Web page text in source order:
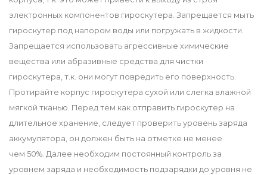
электронных компонентов гироскутера. Запрещается мыть
гироскутер под напором воды или погружать в жидкости.
Запрещается использовать агрессивные химические
вещества или абразивные средства для чистки
гироскутера, т.к. они могут повредить его поверхность.
Протирайте корпус гироскутера сухой или слегка влажной
мягкой тканью. Перед тем как отправить гироскутер на
длительное хранение, следует проверить уровень заряда
аккумулятора, он должен быть на отметке не менее
чем 50%. Далее необходим постоянный контроль за
уровнем заряда и необходимость подзарядки до уровня не